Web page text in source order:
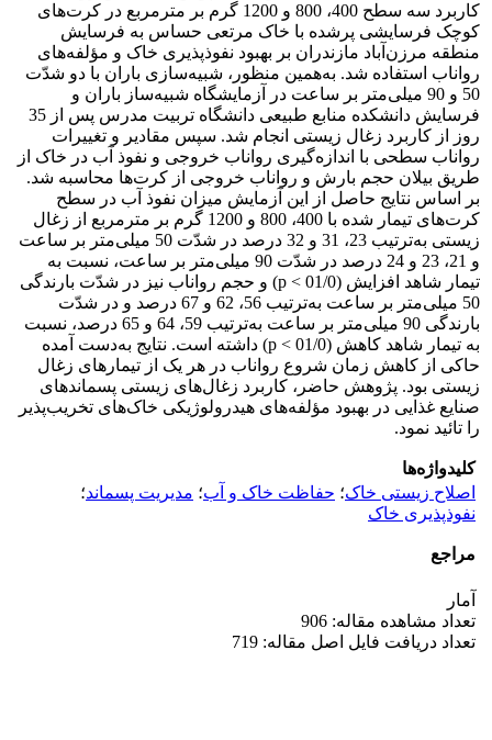
کاربرد سه سطح 400، 800 و 1200 گرم بر مترمربع در کرت‌های
کوچک فرسایشی پرشده با خاک مرتعی حساس به فرسایش
منطقه مرزن‌آباد مازندران بر بهبود نفوذپذیری خاک و مؤلفه‌های
رواناب استفاده شد. به‌همین منظور، شبیه‌سازی باران با دو شدّت
50 و 90 میلی‌متر بر ساعت در آزمایشگاه شبیه‌ساز باران و
فرسایش دانشکده منابع طبیعی دانشگاه تربیت مدرس پس از 35
روز از کاربرد زغال زیستی انجام شد. سپس مقادیر و تغییرات
رواناب سطحی با اندازه‌گیری رواناب خروجی و نفوذ آب در خاک از
طریق بیلان حجم بارش و رواناب خروجی از کرت‌ها محاسبه شد.
بر اساس نتایج حاصل از این آزمایش میزان نفوذ آب در سطح
کرت‌های تیمار شده با 400، 800 و 1200 گرم بر مترمربع از زغال
زیستی به‌ترتیب 23، 31 و 32 درصد در شدّت 50 میلی‌متر بر ساعت
و 21، 23 و 24 درصد در شدّت 90 میلی‌متر بر ساعت، نسبت به
تیمار شاهد افزایش (01/0 > p) و حجم رواناب نیز در شدّت بارندگی
50 میلی‌متر بر ساعت به‌ترتیب 56، 62 و 67 درصد و در شدّت
بارندگی 90 میلی‌متر بر ساعت به‌ترتیب 59، 64 و 65 درصد، نسبت
به تیمار شاهد کاهش (01/0 > p) داشته است. نتایج به‌دست آمده
حاکی از کاهش زمان شروع رواناب در هر یک از تیمارهای زغال
زیستی بود. پژوهش حاضر، کاربرد زغال‌های زیستی پسماندهای
صنایع غذایی در بهبود مؤلفه‌های هیدرولوژیکی خاک‌های تخریب‌پذیر
را تائید نمود.
کلیدواژه‌ها
اصلاح زیستی خاک؛ حفاظت خاک و آب؛ مدیریت پسماند؛
نفوذپذیری خاک
مراجع
آمار
تعداد مشاهده مقاله: 906
تعداد دریافت فایل اصل مقاله: 719